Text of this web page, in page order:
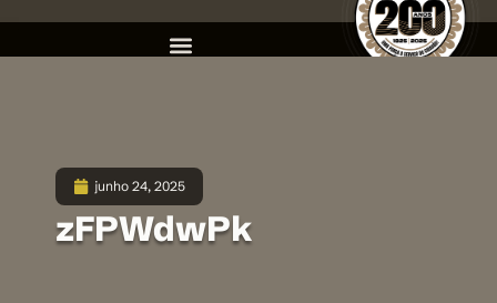
junho 24, 2025
zFPWdwPk